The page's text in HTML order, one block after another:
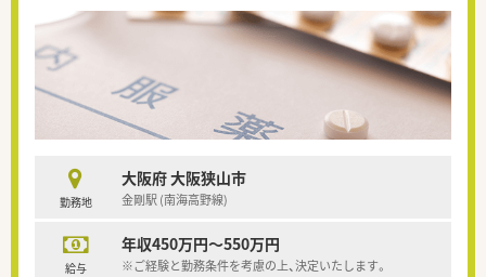
勤務地
大阪府 大阪狭山市
金剛駅 (南海高野線)
給与
年収450万円～550万円
※ご経験と勤務条件を考慮の上、決定いたします。